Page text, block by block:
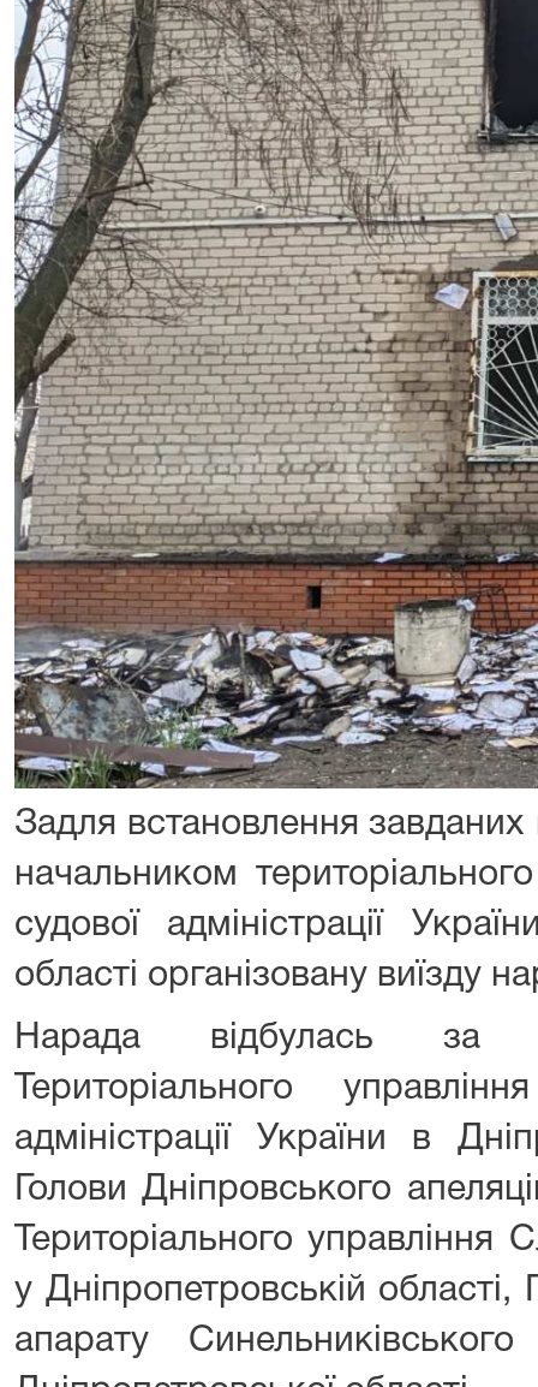
Задля встановлення
начальником
судової адміністрації
області організовану виїзду
Нарада відбулась за
Територіального
адміністрації України в
Голови Дніпровського
Територіального управління
у Дніпропетровській області,
апарату